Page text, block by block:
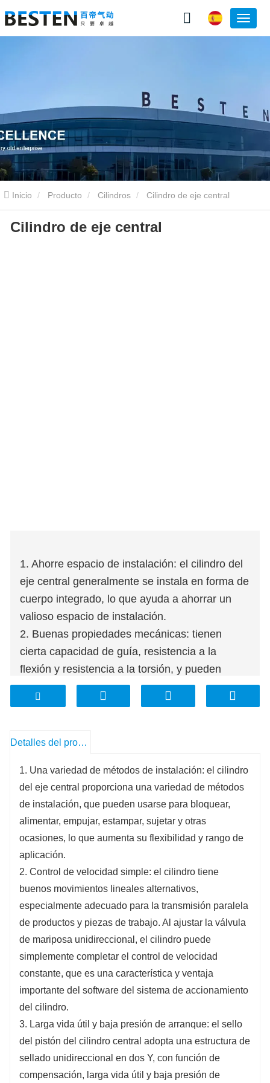
Inicio Producto Cilindros Cilindro de eje central
Cilindro de eje central
1. Ahorre espacio de instalación: el cilindro del
eje central generalmente se instala en forma de
cuerpo integrado, lo que ayuda a ahorrar un
valioso espacio de instalación.
2. Buenas propiedades mecánicas: tienen
cierta capacidad de guía, resistencia a la
flexión y resistencia a la torsión, y pueden
soportar una cierta carga lateral, lo que hace
que el cilindro tenga una estabilidad y
3. Gran salida: en comparación con el cilindro
es mayor. Esto se debe a que las almohadillas
de choque delanteras de su cuerpo ajustan la
carrera del cilindro y amortiguan el impacto,
proporcionando así una mayor producción de
fuerza.
4. Movimiento de baja fricción: el tipo de
rodamiento lineal en el cilindro del eje central
es adecuado para acción de empuje, adecuado
para ocasiones de movimiento de baja fricción,
y el tipo de cubierta de cobre es adecuado para
Estas características permiten que el cilindro
central se adapte a diferentes condiciones de
trabajo.
Detalles del producto
1. Una variedad de métodos de instalación: el cilindro
del eje central proporciona una variedad de métodos
de instalación, que pueden usarse para bloquear,
alimentar, empujar, estampar, sujetar y otras
ocasiones, lo que aumenta su flexibilidad y rango de
aplicación.
2. Control de velocidad simple: el cilindro tiene
buenos movimientos lineales alternativos,
especialmente adecuado para la transmisión paralela
de productos y piezas de trabajo. Al ajustar la válvula
de mariposa unidireccional, el cilindro puede
simplemente completar el control de velocidad
constante, que es una característica y ventaja
importante del software del sistema de accionamiento
del cilindro.
3. Larga vida útil y baja presión de arranque: el sello
del pistón del cilindro central adopta una estructura de
sellado unidireccional en dos Y, con función de
compensación, larga vida útil y baja presión de